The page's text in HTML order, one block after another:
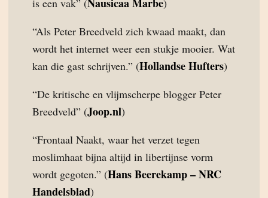
is een vak” (
)
“Als Peter Breedveld zich kwaad maakt, dan
wordt het internet weer een stukje mooier. Wat
kan die gast schrijven.” (Hollandse Hufters)
“De kritische en vlijmscherpe blogger Peter
Breedveld” (Joop.nl)
“Frontaal Naakt, waar het verzet tegen
moslimhaat bijna altijd in libertijnse vorm
wordt gegoten.” (Hans Beerekamp – NRC
Handelsblad)